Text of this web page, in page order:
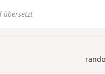
übersetzt